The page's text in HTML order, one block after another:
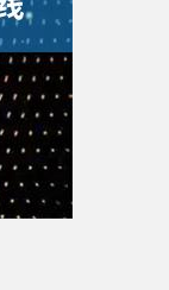
43.13